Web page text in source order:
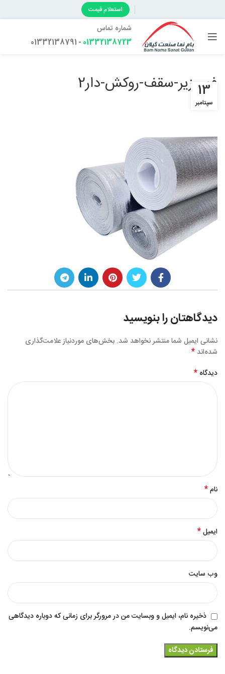
استعلام قیمت
شماره تماس
01332138723
- 01332138791
فوم-زیر-سقف-روکش-دار2
13
سپتامبر
دیدگاهتان را بنویسید
نشانی ایمیل شما منتشر نخواهد شد. بخش‌های موردنیاز علامت‌گذاری
شده‌اند*
دیدگاه *
نام*
ایمیل*
وب‌ سایت
ذخیره نام، ایمیل و وبسایت من در مرورگر برای زمانی که دوباره دیدگاهی
می‌نویسم.